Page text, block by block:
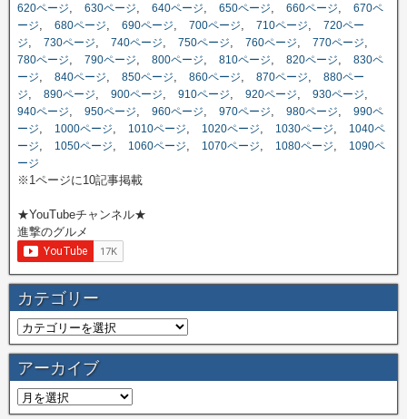
620ページ, 630ページ, 640ページ, 650ページ, 660ページ, 670ペ
ージ, 680ページ, 690ページ, 700ページ, 710ページ, 720ペー
ジ, 730ページ, 740ページ, 750ページ, 760ページ, 770ページ,
780ページ, 790ページ, 800ページ, 810ページ, 820ページ, 830ペ
ージ, 840ページ, 850ページ, 860ページ, 870ページ, 880ペー
ジ, 890ページ, 900ページ, 910ページ, 920ページ, 930ページ,
940ページ, 950ページ, 960ページ, 970ページ, 980ページ, 990ペ
ージ, 1000ページ, 1010ページ, 1020ページ, 1030ページ,
1040ペ
ージ, 1050ページ, 1060ページ, 1070ページ, 1080ページ,
1090ペ
ージ
※1ページに10記事掲載
★YouTubeチャンネル★
進撃のグルメ
カテゴリー
アーカイブ